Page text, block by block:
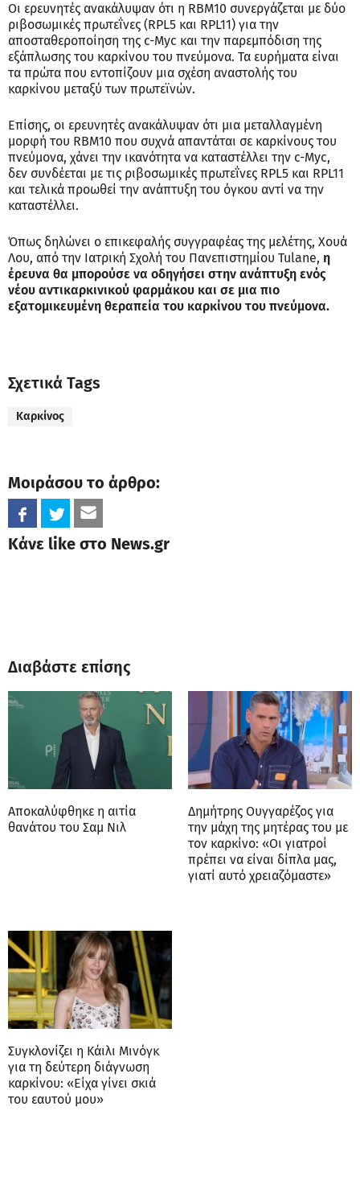
Οι ερευνητές ανακάλυψαν ότι η RBM10 συνεργάζεται με δύο
ριβοσωμικές πρωτεΐνες (RPL5 και RPL11) για την
αποσταθεροποίηση της c-Myc και την παρεμπόδιση της
εξάπλωσης του καρκίνου του πνεύμονα. Τα ευρήματα είναι
τα πρώτα που εντοπίζουν μια σχέση αναστολής του
καρκίνου μεταξύ των πρωτεϊνών.
Επίσης, οι ερευνητές ανακάλυψαν ότι μια μεταλλαγμένη
μορφή του RBM10 που συχνά απαντάται σε καρκίνους του
πνεύμονα, χάνει την ικανότητα να καταστέλλει την c-Myc,
δεν συνδέεται με τις ριβοσωμικές πρωτεΐνες RPL5 και RPL11
και τελικά προωθεί την ανάπτυξη του όγκου αντί να την
καταστέλλει.
Όπως δηλώνει ο επικεφαλής συγγραφέας της μελέτης, Χουά
Λου, από την Ιατρική Σχολή του Πανεπιστημίου Tulane, η
έρευνα θα μπορούσε να οδηγήσει στην ανάπτυξη ενός
νέου αντικαρκινικού φαρμάκου και σε μια πιο
εξατομικευμένη θεραπεία του καρκίνου του πνεύμονα.
Σχετικά Tags
Καρκίνος
Μοιράσου το άρθρο:
Κάνε like στο News.gr
Διαβάστε επίσης
Αποκαλύφθηκε η αιτία
θανάτου του Σαμ Νιλ
Δημήτρης Ουγγαρέζος για
την μάχη της μητέρας του με
τον καρκίνο: «Οι γιατροί
πρέπει να είναι δίπλα μας,
γιατί αυτό χρειαζόμαστε»
Συγκλονίζει η Κάιλι Μινόγκ
για τη δεύτερη διάγνωση
καρκίνου: «Είχα γίνει σκιά
του εαυτού μου»